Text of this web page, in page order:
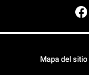
Mapa del sitio